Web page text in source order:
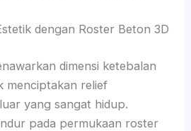
dengan Roster Beton 3D
dimensi ketebalan
menciptakan relief
yang sangat hidup.
pada permukaan roster